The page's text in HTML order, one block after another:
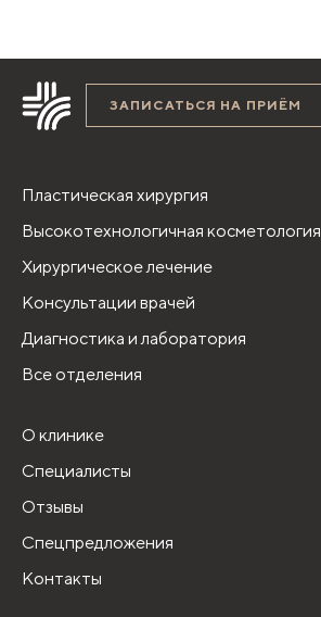
ЗАПИСАТЬСЯ НА ПРИЁМ
Пластическая хирургия
Высокотехнологичная косметология
Хирургическое лечение
Консультации врачей
Диагностика и лаборатория
Все отделения
О клинике
Специалисты
Отзывы
Спецпредложения
Контакты